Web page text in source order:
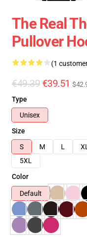
The Real
Pullover
(1
€49.39 €39.51
Type
Unisex
Size
S
M L XL
5XL
Color
Default